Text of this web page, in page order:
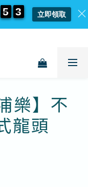
樂】不
龍頭
5
5
5
5 3
3
3
3 立即領取